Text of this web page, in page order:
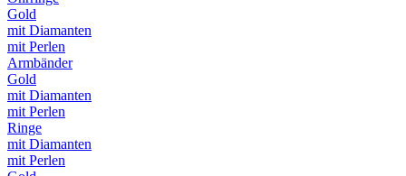
Gold
mit Diamanten
mit Perlen
Armbänder
Gold
mit Diamanten
mit Perlen
Ringe
mit Diamanten
mit Perlen